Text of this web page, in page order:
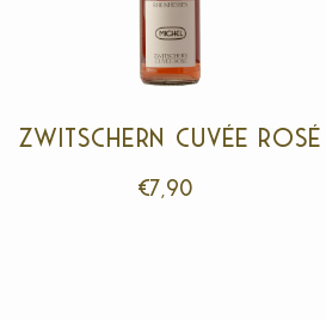
Zwitschern Cuvée rosé
€7,90